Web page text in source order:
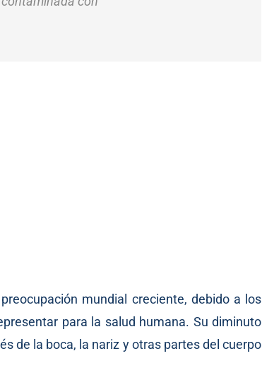
mundial creciente, debido a los
para la salud humana. Su diminuto
de la boca, la nariz y otras partes del cuerpo